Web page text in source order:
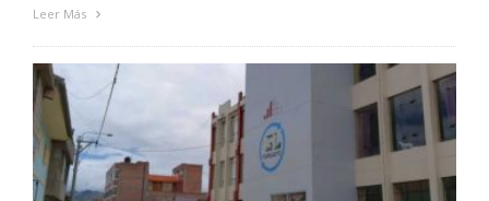
Leer Más